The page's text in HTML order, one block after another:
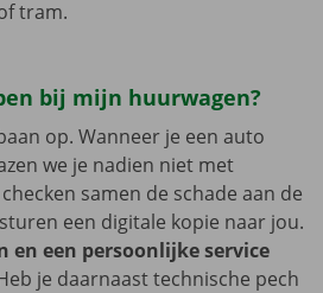
tram.
bij mijn huurwagen?
op. Wanneer je een auto
we je nadien niet met
samen de schade aan de
een digitale kopie naar jou.
en een persoonlijke service
je daarnaast technische pech